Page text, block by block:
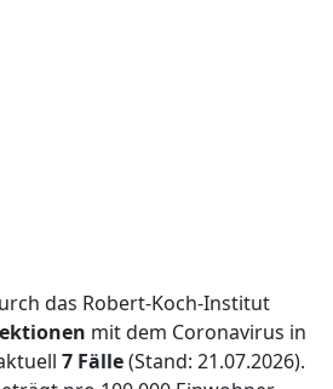
das Robert-Koch-Institut
mit dem Coronavirus in
7 Fälle(Stand: 21.07.2026).